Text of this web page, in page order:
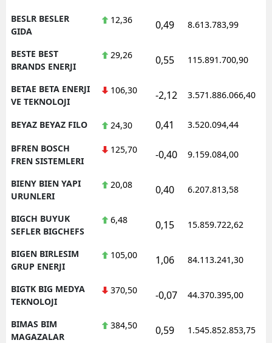
BESLR BESLER
GIDA
12,36 0,49 8.613.783,99
BESTE BEST
BRANDS ENERJI
29,26 0,55 115.891.700,90
BETAE BETA ENERJI
VE TEKNOLOJI
106,30 -2,12 3.571.886.066,40
BEYAZ BEYAZ FILO 24,30 0,41 3.520.094,44
BFREN BOSCH
FREN SISTEMLERI
125,70 -0,40 9.159.084,00
BIENY BIEN YAPI
URUNLERI
20,08 0,40 6.207.813,58
BIGCH BUYUK
SEFLER BIGCHEFS
6,48 0,15 15.859.722,62
BIGEN BIRLESIM
GRUP ENERJI
105,00 1,06 84.113.241,30
BIGTK BIG MEDYA
TEKNOLOJI
370,50 -0,07 44.370.395,00
BIMAS BIM
MAGAZALAR
384,50 0,59 1.545.852.853,75